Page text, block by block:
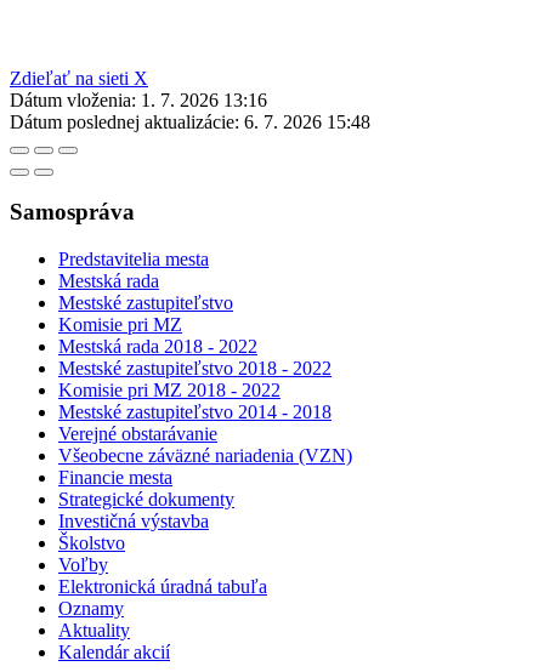
Zdieľať na sieti X
Dátum vloženia: 1. 7. 2026 13:16
Dátum poslednej aktualizácie: 6. 7. 2026 15:48
Samospráva
Predstavitelia mesta
Mestská rada
Mestské zastupiteľstvo
Komisie pri MZ
Mestská rada 2018 - 2022
Mestské zastupiteľstvo 2018 - 2022
Komisie pri MZ 2018 - 2022
Mestské zastupiteľstvo 2014 - 2018
Verejné obstarávanie
Všeobecne záväzné nariadenia (VZN)
Financie mesta
Strategické dokumenty
Investičná výstavba
Školstvo
Voľby
Elektronická úradná tabuľa
Oznamy
Aktuality
Kalendár akcií